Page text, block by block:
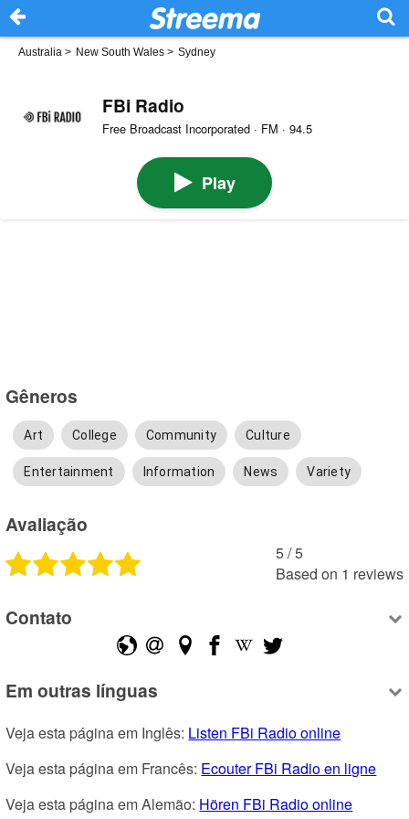
Australia > New South Wales > Sydney
FBi Radio
Free Broadcast Incorporated · FM · 94.5
Play
Gêneros
Art College Community Culture
Entertainment Information News Variety
Avaliação
5 /5
Based on 1 reviews
Contato
Em outras línguas
Veja esta página em Inglês: Listen FBi Radio online
Veja esta página em Francês: Ecouter FBi Radio en ligne
Veja esta página em Alemão: Hören FBi Radio online